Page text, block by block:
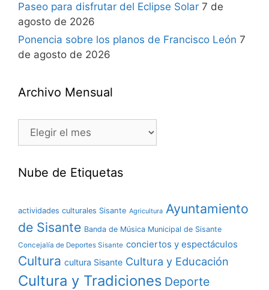
Paseo para disfrutar del Eclipse Solar 7 de
agosto de 2026
Ponencia sobre los planos de Francisco León 7
de agosto de 2026
Archivo Mensual
Nube de Etiquetas
actividades culturales Sisante Agricultura Ayuntamiento
de Sisante Banda de Música Municipal de Sisante
Concejalía de Deportes Sisante conciertos y espectáculos
Cultura cultura Sisante Cultura y Educación
Cultura y Tradiciones Deporte